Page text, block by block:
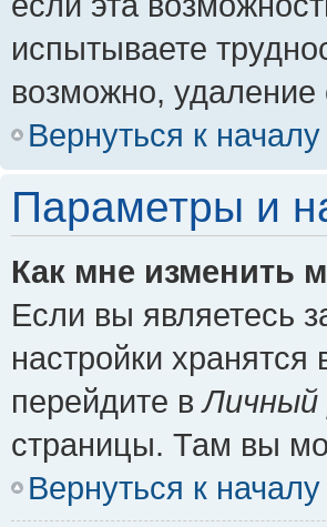
испытываете
возможно,
Вернуться к началу
Параметры и
Как мне изменить
Если вы являетесь
настройки
перейдите вЛичный
страницы. Там вы
Вернуться к началу